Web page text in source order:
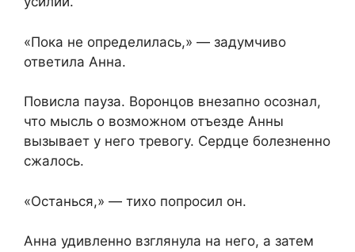
«Пока не определилась,» — задумчиво
ответила Анна.
Повисла пауза. Воронцов внезапно осознал,
что мысль о возможном отъезде Анны
вызывает у него тревогу. Сердце болезненно
сжалось.
«Останься,» — тихо попросил он.
Анна удивленно взглянула на него, а затем